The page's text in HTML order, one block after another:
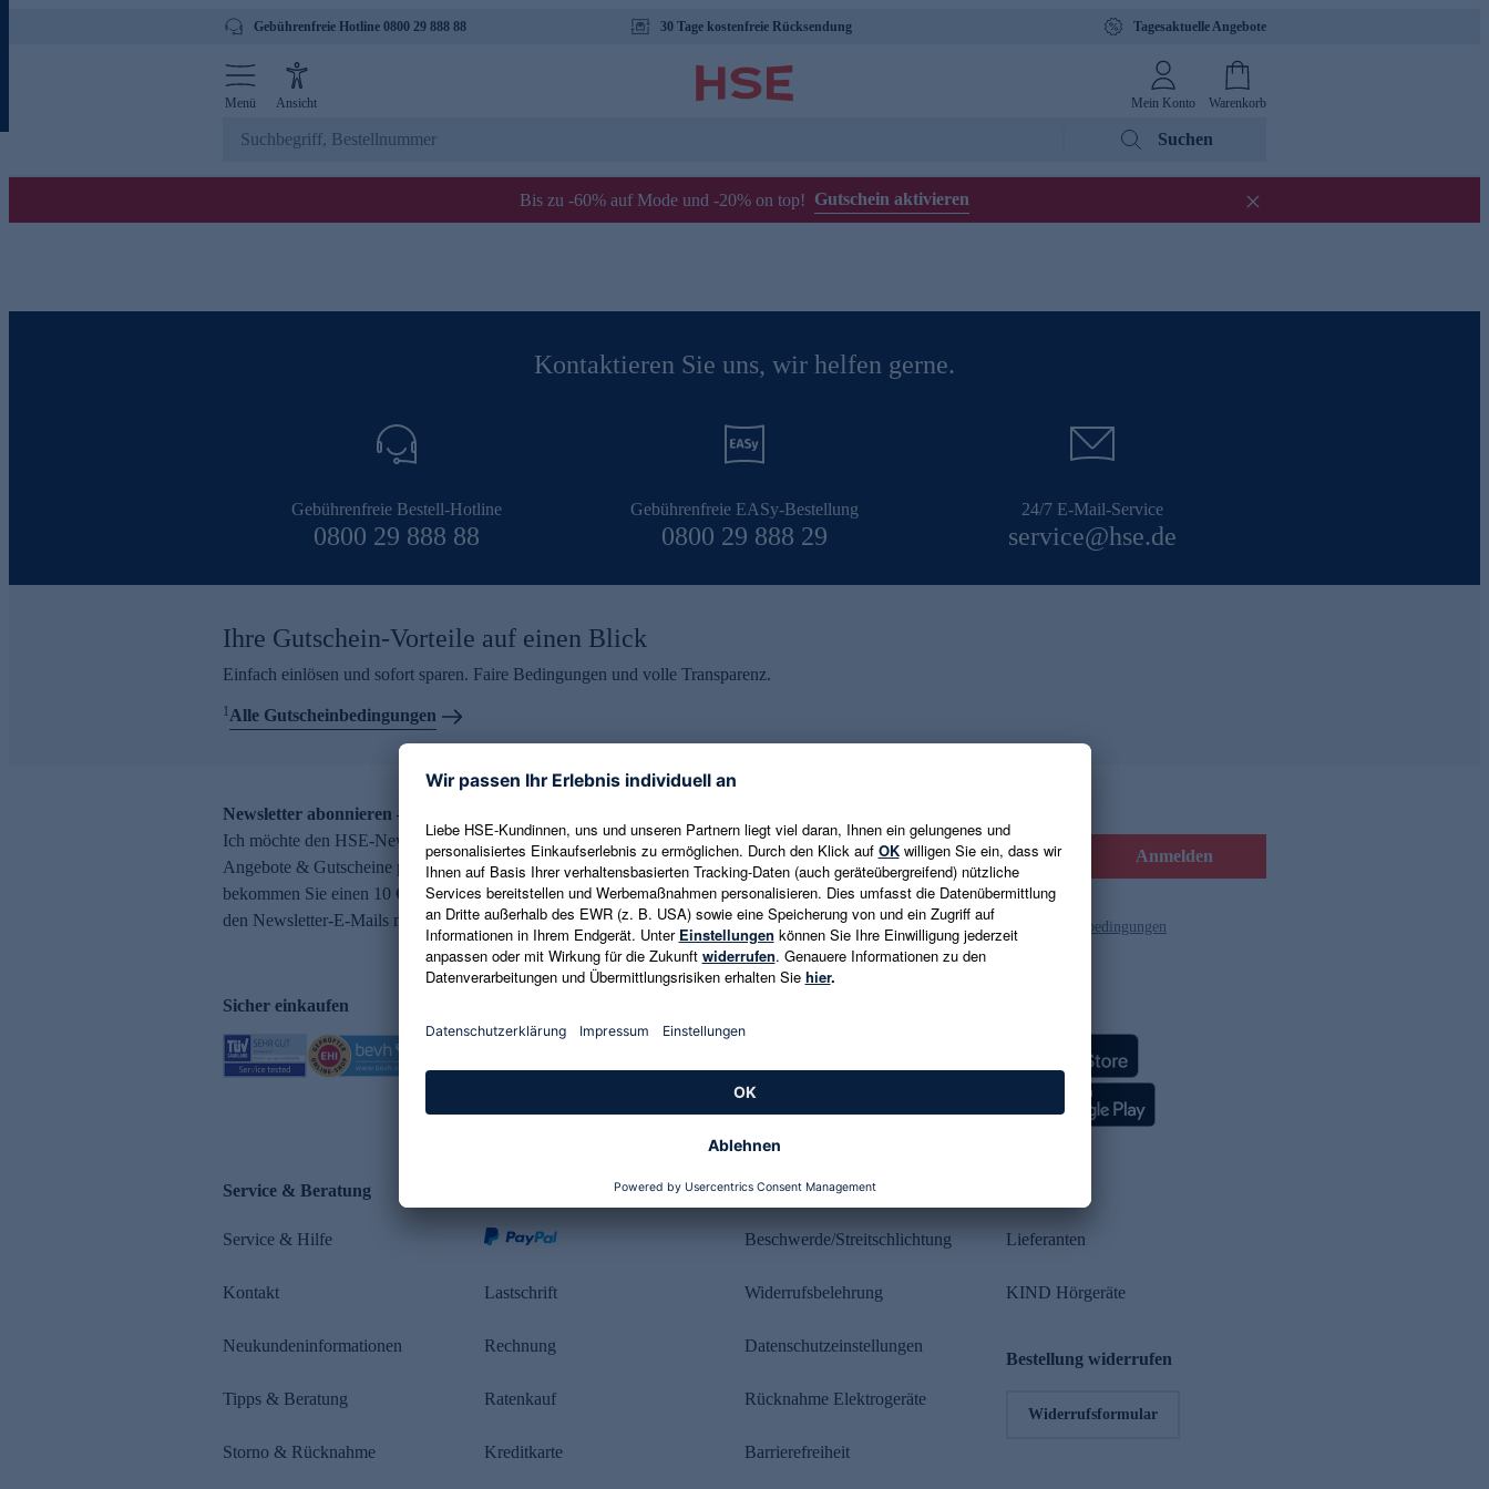
Gebührenfreie Hotline 0800 29 888 88 30 Tage kostenfreie Rücksendung Tagesaktuelle Angebote
Menü Ansicht Mein Konto Warenkorb
Suchen
Bis zu -60% auf Mode und -20% on top! Gutschein aktivieren
Kontaktieren Sie uns, wir helfen gerne.
Gebührenfreie Bestell-Hotline
0800 29 888 88
Gebührenfreie EASy-Bestellung
0800 29 888 29
24/7 E-Mail-Service
service@hse.de
Ihre Gutschein-Vorteile auf einen Blick
Einfach einlösen und sofort sparen. Faire Bedingungen und volle Transparenz.
1Alle Gutscheinbedingungen
Newsletter abonnieren – 10 € Gutschein erhalten
Ich möchte den HSE-Newsletter abonnieren und aktuelle Trends,
Angebote & Gutscheine per E-Mail erhalten. Als Dankeschön
bekommen Sie einen 10 € Gutschein. Eine Abmeldung ist jederzeit in
den Newsletter-E-Mails möglich.
E-Mail-Adresse eingeben Anmelden
Es gelten die Datenschutzrichtlinien und die Gutscheinbedingungen
Sicher einkaufen
Service & Beratung
Service & Hilfe
Kontakt
Neukundeninformationen
Tipps & Beratung
Storno & Rücknahme
Lastschrift
Rechnung
Ratenkauf
Kreditkarte
Rechtliches
Beschwerde/Streitschlichtung
Widerrufsbelehrung
Datenschutzeinstellungen
Rücknahme Elektrogeräte
Barrierefreiheit
Lieferanten
KIND Hörgeräte
Bestellung widerrufen
Widerrufsformular